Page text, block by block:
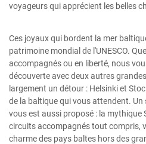
voyageurs qui apprécient les belles
Ces joyaux qui bordent la mer
patrimoine mondial de l'UNESCO.
accompagnés ou en liberté, nous
découverte avec deux autres
largement un détour : Helsinki et
de la baltique qui vous attendent. Un
vous est aussi proposé : la mythique
circuits accompagnés tout compris,
charme des pays baltes hors des